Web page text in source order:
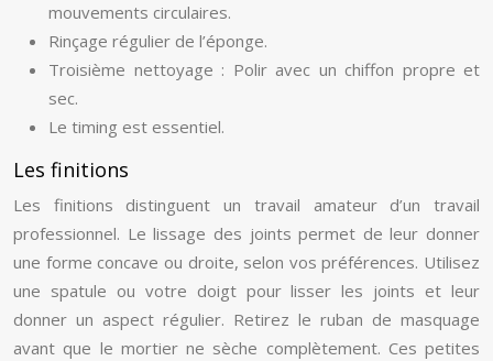
mouvements circulaires.
Rinçage régulier de l’éponge.
Troisième nettoyage : Polir avec un chiffon propre et
sec.
Le timing est essentiel.
Les finitions
Les finitions distinguent un travail amateur d’un travail
professionnel. Le lissage des joints permet de leur donner
une forme concave ou droite, selon vos préférences. Utilisez
une spatule ou votre doigt pour lisser les joints et leur
donner un aspect régulier. Retirez le ruban de masquage
avant que le mortier ne sèche complètement. Ces petites